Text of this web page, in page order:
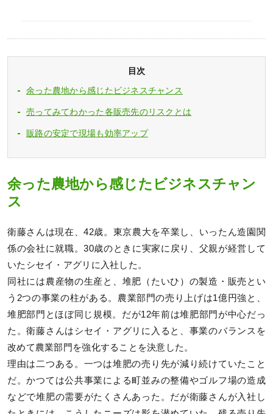
目次
余った農地から感じたビジネスチャンス
売ってみてわかった各販売先のリスクとは
販路の安定で現場も効率アップ
余った農地から感じたビジネスチャン
ス
衛藤さんは現在、42歳。東京農大を卒業し、いったん造園関
係の会社に就職。30歳のときに実家に戻り、父親が経営して
いたシセイ・アグリに入社した。
同社には農産物の生産と、堆肥（たいひ）の製造・販売とい
う2つの事業の柱がある。農業部門の売り上げは1億円強と、
堆肥部門とほぼ同じ規模。だが12年前は堆肥部門が中心だっ
た。衛藤さんはシセイ・アグリに入ると、事業のバランスを
改めて農業部門を強化することを決意した。
理由は二つある。一つは堆肥の売り先が減り続けていたこと
だ。かつては公共事業による町並みの整備やゴルフ場の造成
などで堆肥の需要がたくさんあった。だが衛藤さんが入社し